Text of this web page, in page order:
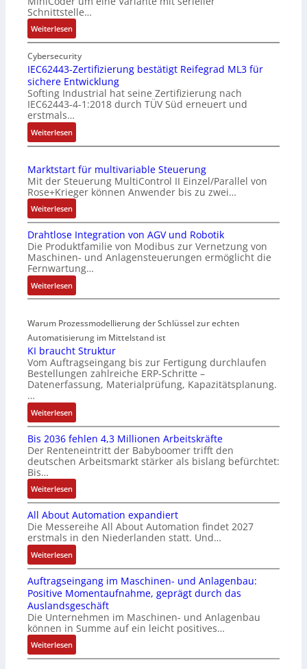
Schnittstelle…
Weiterlesen:
E
i
n
f
a
c
h
e
S
n
s
o
r
-
n
t
e
g
r
t
i
o
n
i
F
a
n
u
c
C
-
S
y
t
e
m
e
Cybersecurity
IEC62443-Zertifizierung bestätigt Reifegrad ML3 für
sichere Entwicklung
Softing Industrial hat seine Zertifizierung nach
IEC62443-4-1:2018 durch TÜV Süd erneuert und
erstmals…
Weiterlesen:
I
C
6
2
4
4
-
Z
e
r
t
f
i
z
i
e
u
n
b
e
ä
t
i
g
R
e
i
e
g
a
Marktstart für multivariable Steuerung
Mit der Steuerung MultiControl II Einzel/Parallel von
Rose+Krieger können Anwender bis zu zwei…
Weiterlesen:
M
a
r
k
t
s
t
r
t
f
ü
r
m
u
l
t
i
v
r
i
b
l
e
S
e
u
e
r
u
n
Drahtlose Integration von AGV und Robotik
Die Produktfamilie von Modibus zur Vernetzung von
Maschinen- und Anlagensteuerungen ermöglicht die
Fernwartung…
Weiterlesen:
D
a
h
t
l
o
s
e
I
n
t
e
g
r
a
t
i
o
n
v
o
n
A
G
V
u
n
d
Warum Prozessmodellierung der Schlüssel zur echten
Automatisierung im Mittelstand ist
KI braucht Struktur
Vom Auftragseingang bis zur Fertigung durchlaufen
Bestellungen zahlreiche ERP-Schritte –
Datenerfassung, Materialprüfung, Kapazitätsplanung.
…
Weiterlesen:
K
I
b
r
a
u
c
h
t
S
t
r
u
k
t
u
r
Bis 2036 fehlen 4,3 Millionen Arbeitskräfte
Der Renteneintritt der Babyboomer trifft den
deutschen Arbeitsmarkt stärker als bislang befürchtet:
Bis…
Weiterlesen:
B
i
s
2
0
3
6
f
e
h
l
e
n
All About Automation expandiert
Die Messereihe All About Automation findet 2027
erstmals in den Niederlanden statt. Und…
Weiterlesen:
A
l
l
A
b
o
u
t
Auftragseingang im Maschinen- und Anlagenbau:
Positive Momentaufnahme, geprägt durch das
Auslandsgeschäft
Die Unternehmen im Maschinen- und Anlagenbau
können in Summe auf ein leicht positives…
Weiterlesen:
A